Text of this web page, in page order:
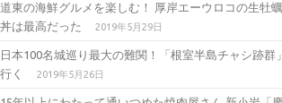
道東の海鮮グルメを楽しむ！ 厚岸エーウロコの生牡
丼は最高だった
2019年5月29日
日本100名城巡り最大の難関！「根室半島チャシ跡群
行く
2019年5月26日